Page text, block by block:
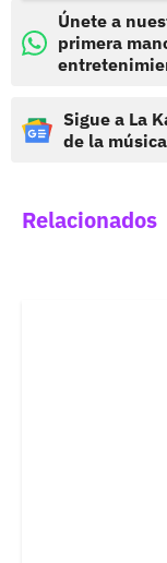
Únete a
primera
Sigue a La
de la música
Relacionados